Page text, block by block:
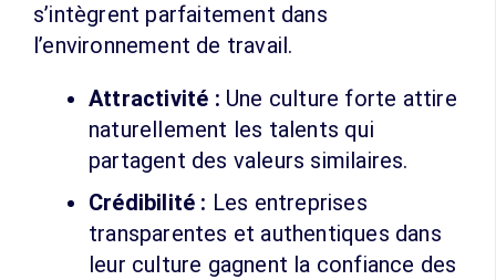
s’intègrent parfaitement dans
l’environnement de travail.
Attractivité : Une culture forte attire
naturellement les talents qui
partagent des valeurs similaires.
Crédibilité : Les entreprises
transparentes et authentiques dans
leur culture gagnent la confiance des